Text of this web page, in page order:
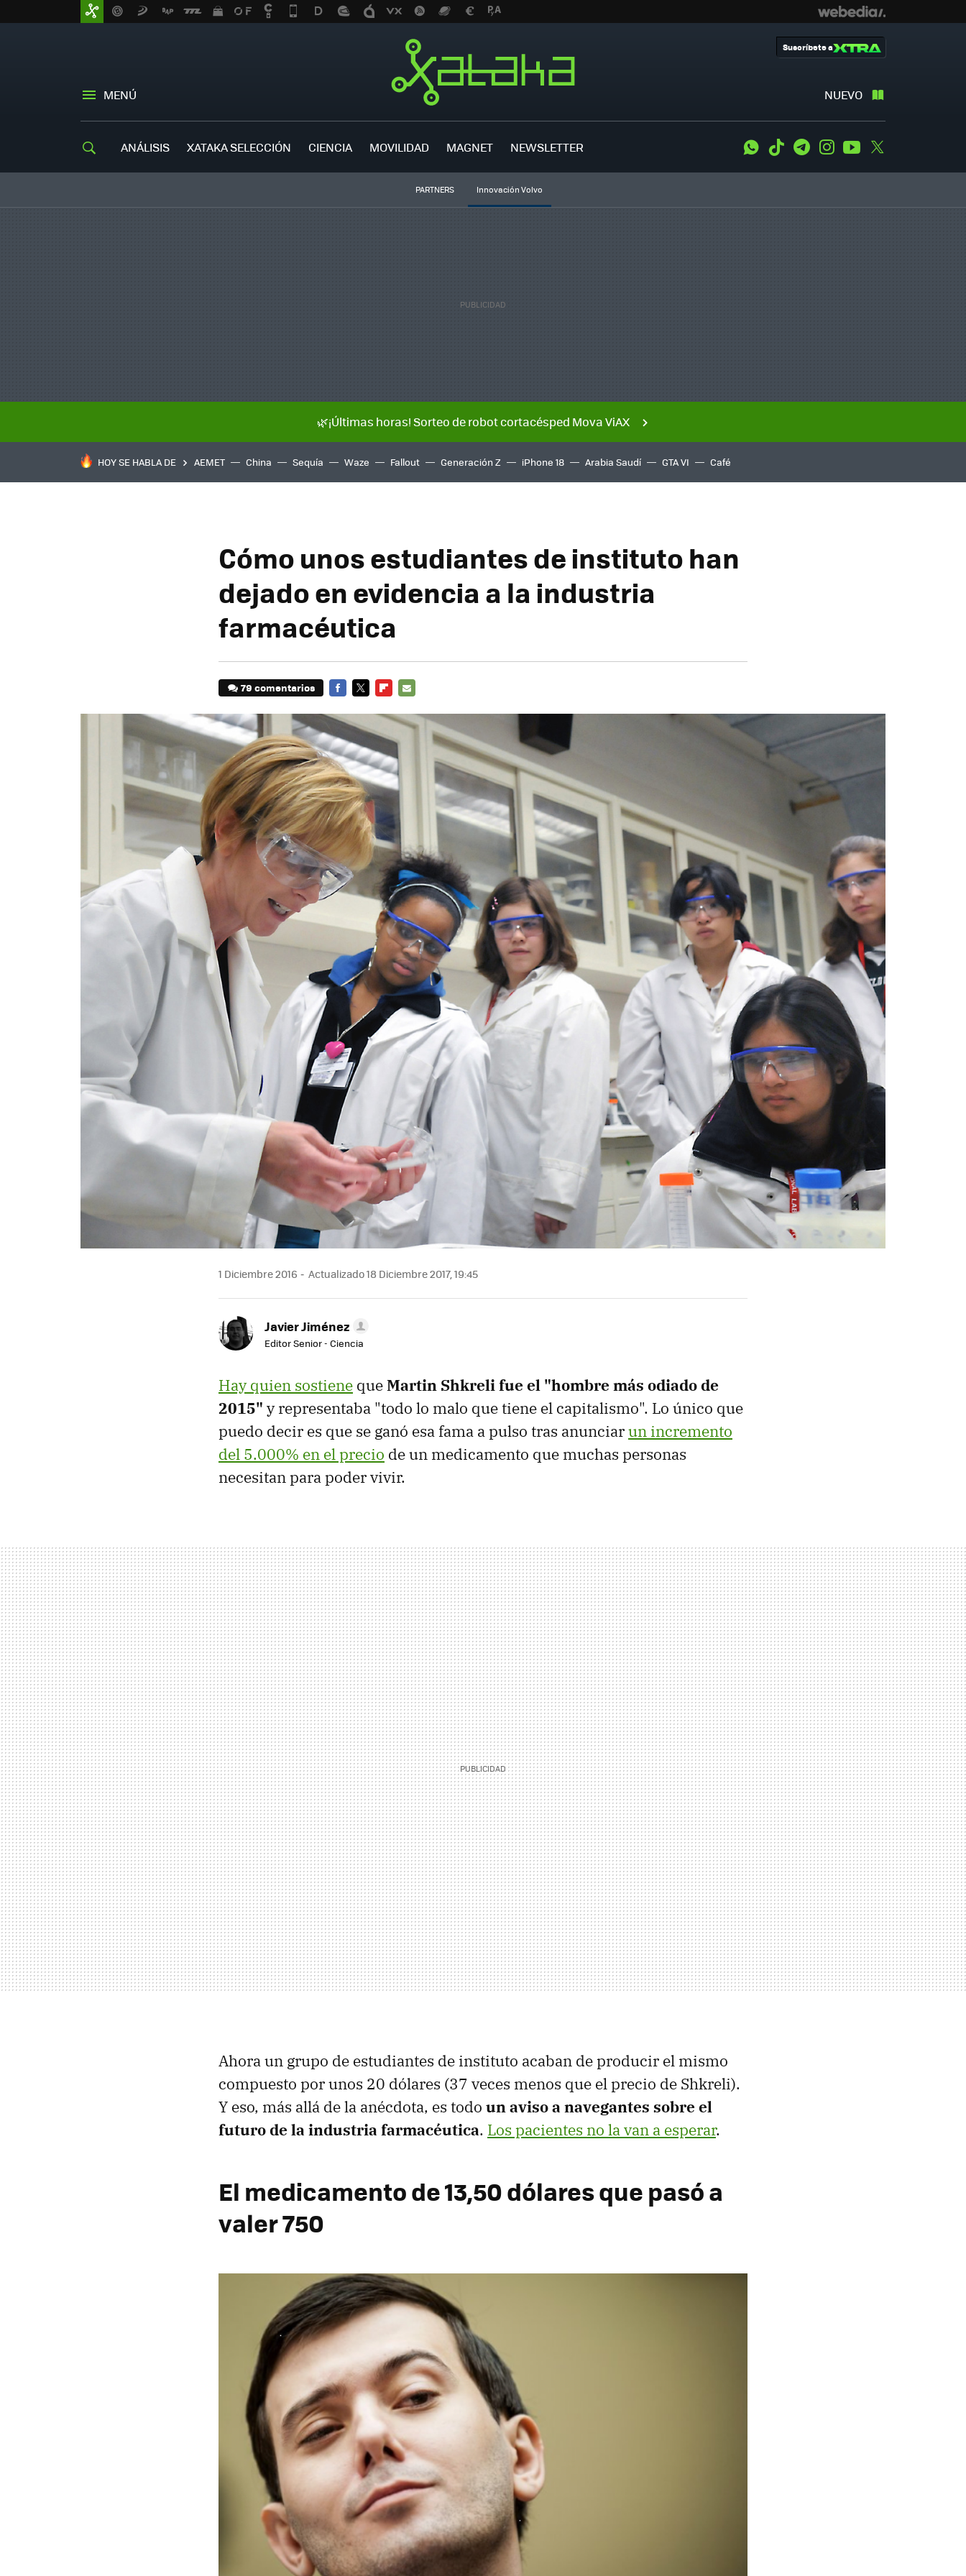
MENÚ NUEVO
Suscríbete a
ANÁLISIS XATAKA SELECCIÓN CIENCIA MOVILIDAD MAGNET NEWSLETTER WhatsApp
Tiktok TelegramInstagramYoutube
PARTNERS Innovación Volvo
🌿¡Últimas horas! Sorteo de robot cortacésped Mova ViAX
HOY SE HABLA DE AEMET China Sequía Waze Fallout Generación Z iPhone 18 Arabia Saudí GTA VI Café
Cómo unos estudiantes de instituto han
dejado en evidencia a la industria
farmacéutica
79 comentarios
MAIL
1 Diciembre 2016 Actualizado 18 Diciembre 2017, 19:45
Javier Jiménez
Editor Senior - Ciencia
Hay quien sostiene queMartin Shkreli fue el "hombre más odiado de
2015" y representaba "todo lo malo que tiene el capitalismo". Lo único que
puedo decir es que se ganó esa fama a pulso tras anunciarun incremento
del 5.000% en el precio de un medicamento que muchas personas
necesitan para poder vivir.
Ahora un grupo de estudiantes de instituto acaban de producir el mismo
compuesto por unos 20 dólares (37 veces menos que el precio de Shkreli).
Y eso, más allá de la anécdota, es todo un aviso a navegantes sobre el
futuro de la industria farmacéutica. Los pacientes no la van a esperar.
El medicamento de 13,50 dólares que pasó a
valer 750